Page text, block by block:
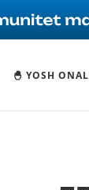
🐣 YOSH